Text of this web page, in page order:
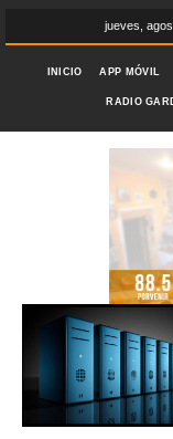
jueves,
INICIO APP MÓVIL
RADIO